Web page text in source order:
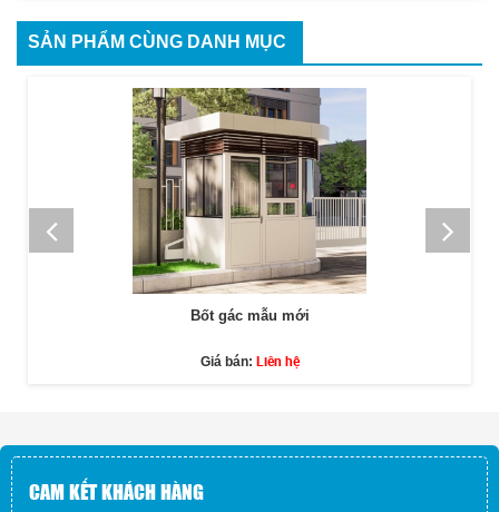
SẢN PHẨM CÙNG DANH MỤC
Bốt gác mẫu mới
Giá bán: Liên hệ
CAM KẾT KHÁCH HÀNG